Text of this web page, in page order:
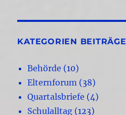
KATEGORIEN BEITRÄGE
Behörde (10)
Elternforum (38)
Quartalsbriefe (4)
Schulalltag (123)